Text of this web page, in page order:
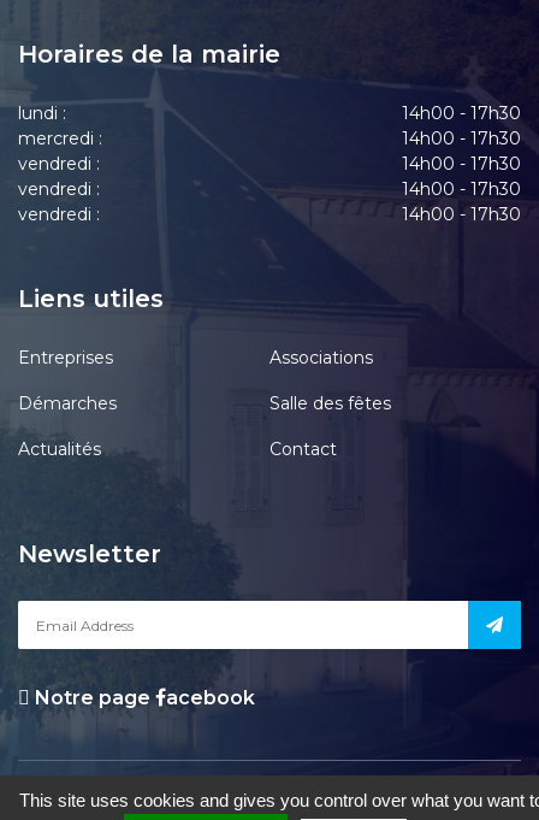
Horaires de la mairie
lundi :
14h00 - 17h30
mercredi :
14h00 - 17h30
vendredi :
14h00 - 17h30
vendredi :
14h00 - 17h30
vendredi :
14h00 - 17h30
Liens utiles
Entreprises Associations
Démarches Salle des fêtes
Actualités Contact
Newsletter
Notre page acebook
le Pont-Chrétien-Chabenet|Mentions Légales|Accessibilité|Une
This site uses cookies and gives you control over what you want